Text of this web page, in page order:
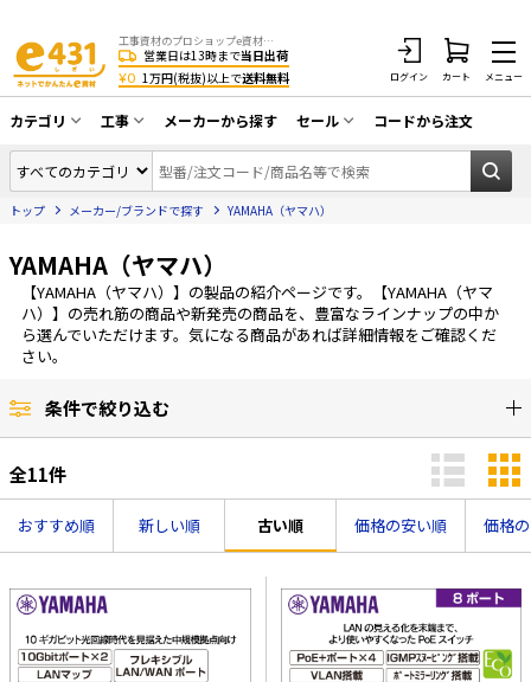
工事資材のプロショップe資材 CATV・アンテナ・防犯・光・LAN・電気・空調工事など
営業日は13時まで当日出荷
¥0 1万円(税抜)以上で送料無料 ログイン カート メニュー
カテゴリ
同軸ケーブル／テレビ用接栓／関連工具
アンテナ・取付金具・ブースター／CATV
配線補助具（モール・結束バンド・テー
プ類 他）
防犯工事関連
光ファイバー・融着接続機関連
LANケーブル・コネクタ・関連資材/機器
ネットワーク機器
太陽光発電ケーブル・コネクタ・関連資
電源ケーブル／コネクタ／分電盤／ブレ
ーカ
工事
CATV・アンテナ工事
光工事・FTTH工事
エアコン・換気扇工事
防犯カメラ工事
LAN配線工事
電気配管工事
照明設置工事
ホテル・病院向け
メーカーから探す セール
在庫一掃セール
コードから注文
トップ メーカー/ブランドで探す YAMAHA（ヤマハ）
YAMAHA（ヤマハ）
【YAMAHA（ヤマハ）】の製品の紹介ページです。【YAMAHA（ヤマ
ハ）】の売れ筋の商品や新発売の商品を、豊富なラインナップの中か
ら選んでいただけます。気になる商品があれば詳細情報をご確認くだ
さい。
条件で絞り込む
全11件
おすすめ順 新しい順 古い順 価格の安い順 価格